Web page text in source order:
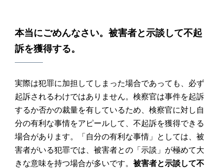
本当にごめんなさい。被害者と示談して不起
訴を獲得する。
実際は犯罪に加担してしまった場合であっても、必ず
起訴されるわけではありません。検察官は事件を起訴
するか否かの裁量を有しているため、検察官に対し自
分の有利な事情をアピールして、不起訴を獲得できる
場合があります。「自分の有利な事情」としては、被
害者がいる犯罪では、被害者との「示談」が極めて大
きな意味を持つ場合が多いです。 被害者と示談して不